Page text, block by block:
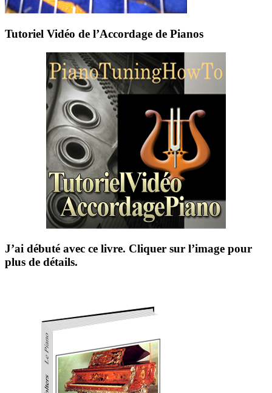
Tutoriel Vidéo de l’Accordage de Pianos
J’ai débuté avec ce livre. Cliquer sur l’image pour
plus de détails.